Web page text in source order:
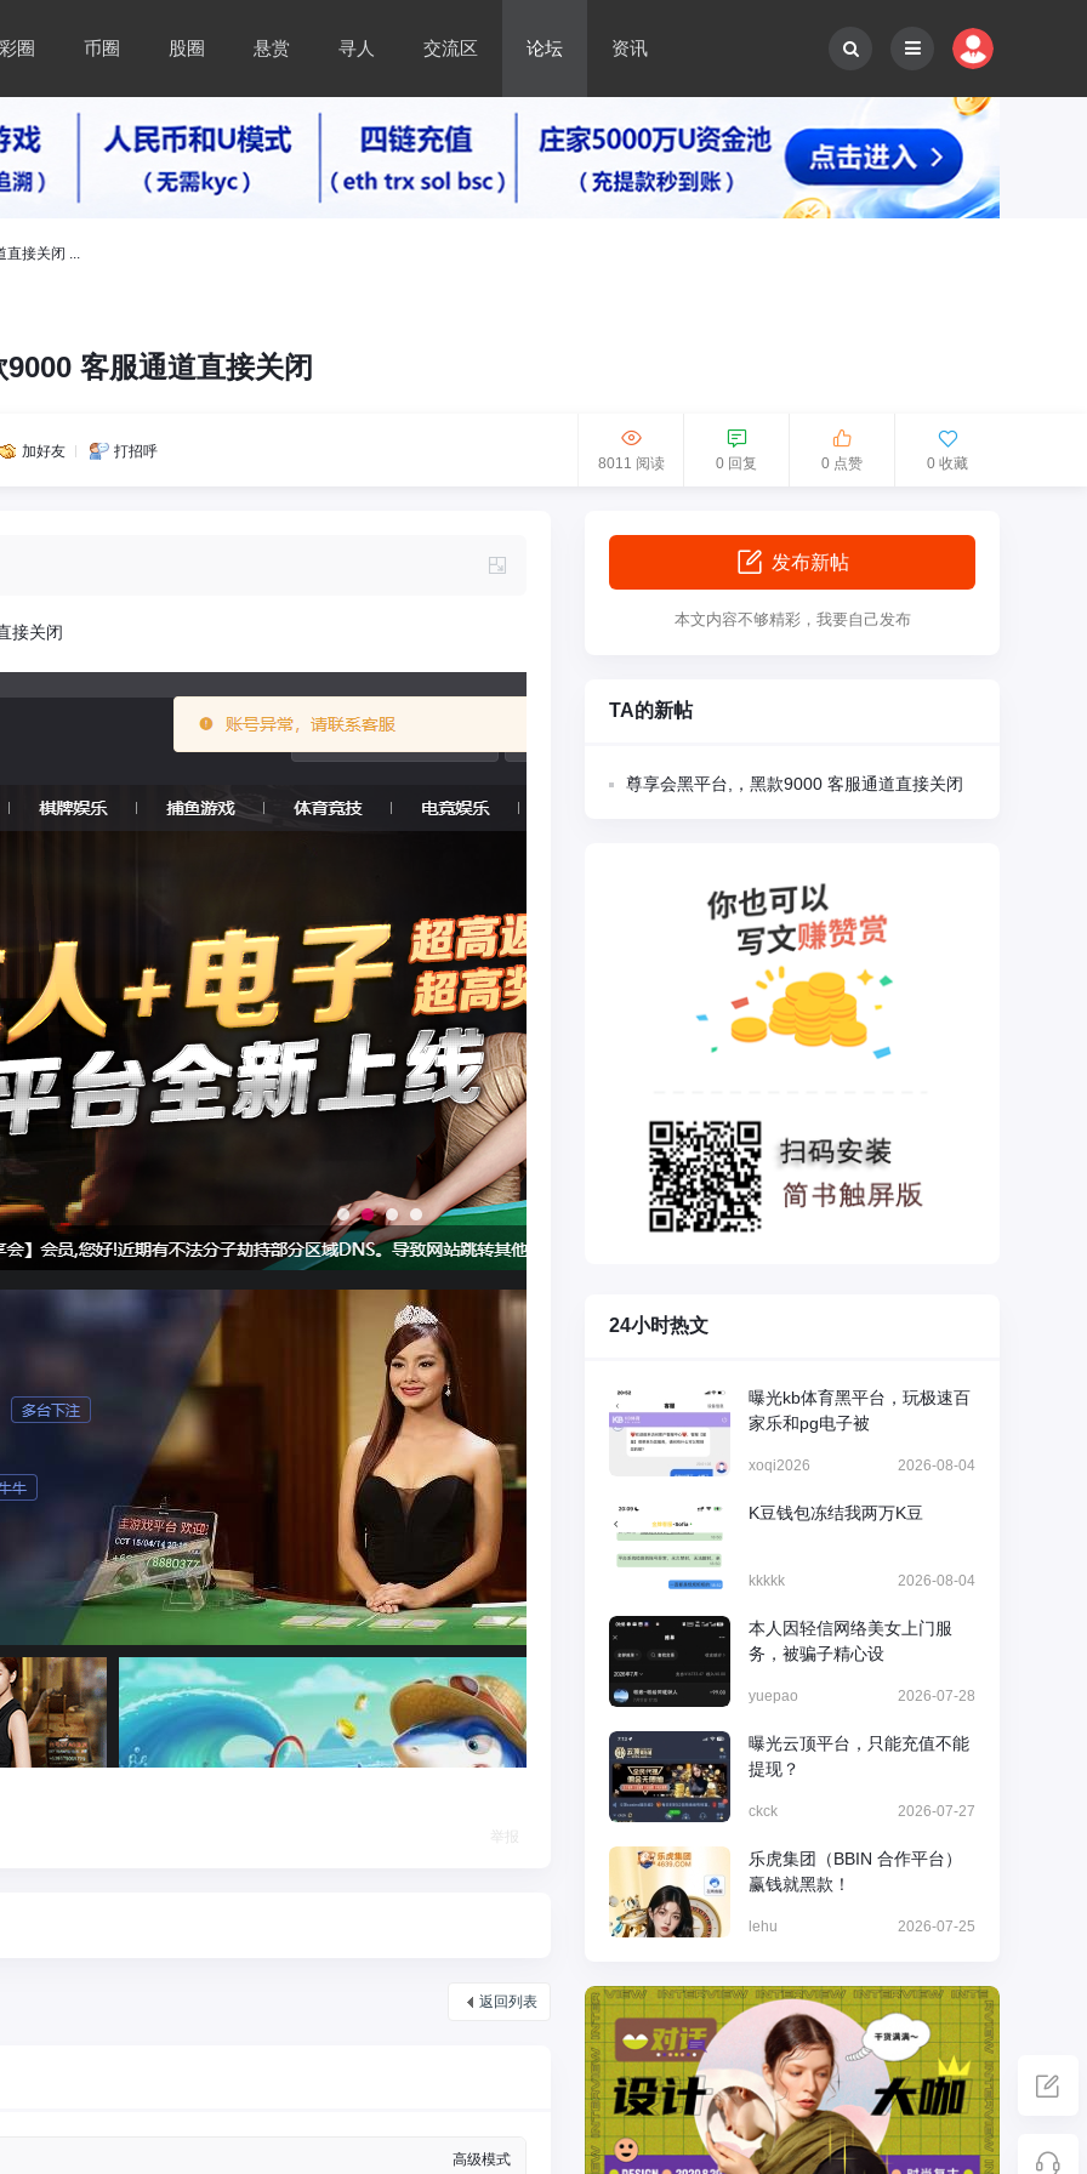
彩圈 币圈 股圈 悬赏 寻人 交流区 论坛 资讯
直接关闭 ...
客服通道直接关闭
加好友 打招呼
8011 阅读 0 回复 0 点赞 0 收藏
接关闭
举报
返回列表
高级模式
发布新帖
本文内容不够精彩，我要自己发布
TA的新帖
尊享会黑平台,，黑款9000 客服通道直接关闭
24小时热文
曝光kb体育黑平台，玩极速百
家乐和pg电子被
xoqi2026 2026-08-04
K豆钱包冻结我两万K豆
kkkkk 2026-08-04
本人因轻信网络美女上门服
务，被骗子精心设
yuepao 2026-07-28
曝光云顶平台，只能充值不能
提现？
ckck 2026-07-27
乐虎集团（BBIN 合作平台）
赢钱就黑款！
lehu 2026-07-25